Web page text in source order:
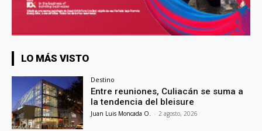
LO MÁS VISTO
Destino
Entre reuniones, Culiacán se suma a
la tendencia del bleisure
Juan Luis Moncada O. - 2 agosto, 2026